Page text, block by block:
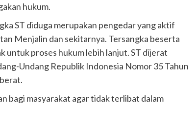
hukum.
ST diduga merupakan pengedar yang aktif
Menjalin dan sekitarnya. Tersangka beserta
untuk proses hukum lebih lanjut. ST dijerat
Undang Republik Indonesia Nomor 35 Tahun
bagi masyarakat agar tidak terlibat dalam